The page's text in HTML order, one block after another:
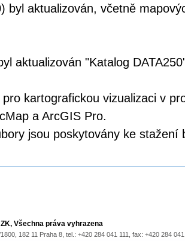
byl aktualizován, včetně
aktualizován "Katalog
kartografickou vizualizaci v
a ArcGIS Pro.
jsou poskytovány ke stažení
Všechna práva vyhrazena
182 11 Praha 8, tel.: +420 284 041 111, fax: +420 284